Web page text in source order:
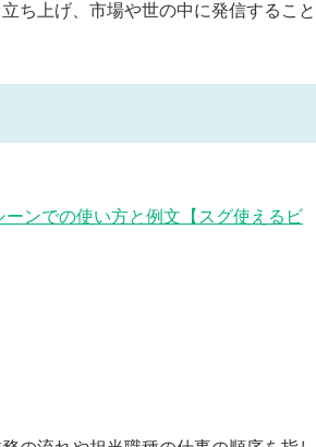
ち上げ、市場や世の中に発信すること
ンでの使い方と例文【スグ使えるビ